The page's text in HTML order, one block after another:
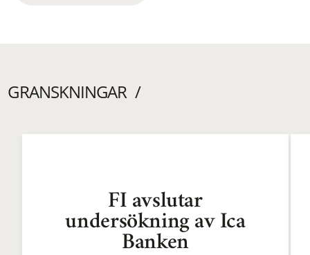
GRANSKNINGAR
FI avslutar
undersökning av Ica
Banken